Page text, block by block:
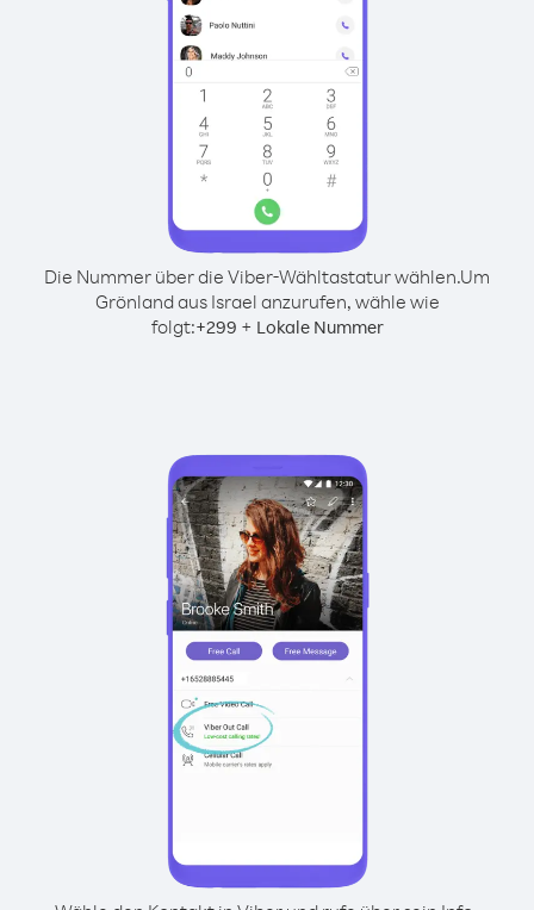
Die Nummer über die Viber-Wähltastatur wählen.Um
Grönland aus Israel anzurufen, wähle wie
folgt:+299 + Lokale Nummer